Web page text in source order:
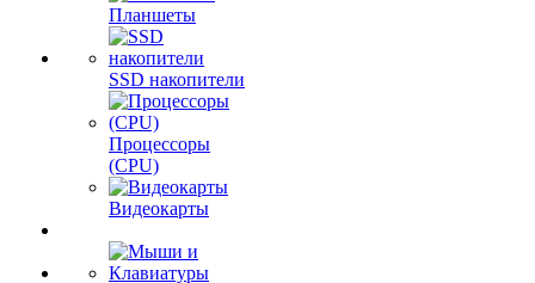
Планшеты
SSD накопители
Процессоры
(CPU)
Видеокарты